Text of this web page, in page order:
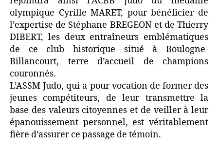
olympique Cyrille MARET, pour bénéficier de
l’expertise de Stéphane BREGEON et de Thierry
DIBERT, les deux entraîneurs emblématiques
de ce club historique situé à Boulogne-
Billancourt, terre d’accueil de champions
couronnés.
L’ASSM Judo, qui a pour vocation de former des
jeunes compétiteurs, de leur transmettre la
base des valeurs citoyennes et de veiller à leur
épanouissement personnel, est véritablement
fière d’assurer ce passage de témoin.